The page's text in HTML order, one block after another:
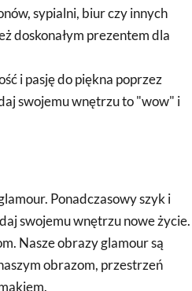
sypialni, biur czy innych
doskonałym prezentem dla
i pasję do piękna poprzez
swojemu wnętrzu to "wow" i
Ponadczasowy szyk i
swojemu wnętrzu nowe życie.
Nasze obrazy glamour są
obrazom, przestrzeń